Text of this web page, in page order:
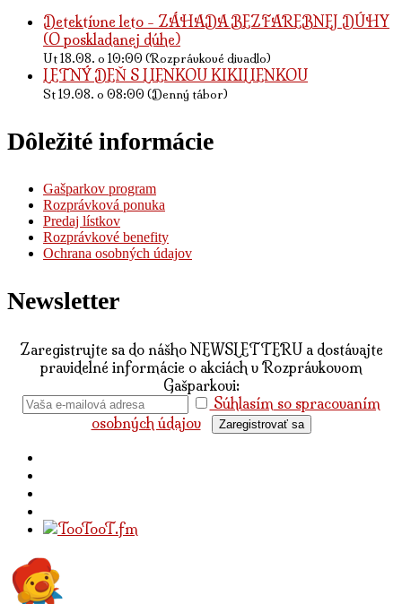
Detektívne leto - ZÁHADA BEZFAREBNEJ DÚHY
(O poskladanej dúhe)
Ut 18.08. o 10:00 (Rozprávkové divadlo)
LETNÝ DEŇ S LIENKOU KIKILIENKOU
St 19.08. o 08:00 (Denný tábor)
Dôležité informácie
Gašparkov program
Rozprávková ponuka
Predaj lístkov
Rozprávkové benefity
Ochrana osobných údajov
Newsletter
Zaregistrujte sa do nášho NEWSLETTERU a dostávajte
pravidelné informácie o akciách v Rozprávkovom
Gašparkovi:
Súhlasím so spracovaním
osobných údajov
Zaregistrovať sa